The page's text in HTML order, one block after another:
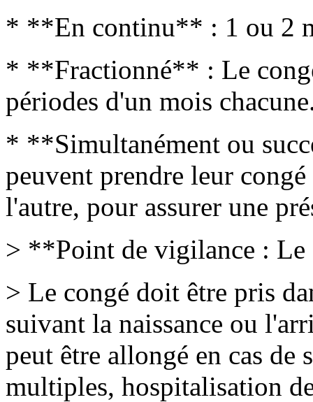
* **En continu** : 1 ou 2
* **Fractionné** : Le
périodes d'un mois
* **Simultanément ou
peuvent prendre leur
l'autre, pour assurer une
> **Point de vigilance :
> Le congé doit être pris
suivant la naissance ou
peut être allongé en cas de
multiples, hospitalisation